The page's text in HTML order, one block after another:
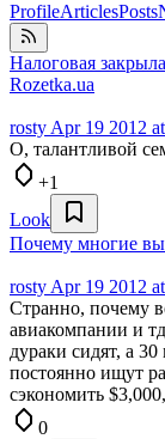
ProfileArticlesPosts
Налоговая
Rozetka.ua
rosty Apr 19 2012
О, талантливой
+1
Look
Почему многие
rosty Apr 19 2012
Странно, почему
авиакомпании и
дураки сидят, а
постоянно ищут
сэкономить
0